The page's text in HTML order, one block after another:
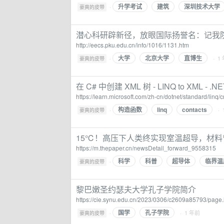
豪爽的皮带 · 升学考试 建筑 深圳技术大学
潜心科研辟新径，放眼国际扬誉名：记
http://eecs.pku.edu.cn/info/1016/1131.htm
豪爽的皮带 · 大学 北京大学 直博生 · 1
在 C# 中创建 XML 树 - LINQ to XML -
https://learn.microsoft.com/zh-cn/dotnet/standard/linq/
豪爽的皮带 · 构造函数 linq contacts ·
15℃！高压下人类终实现室温超导，材
https://m.thepaper.cn/newsDetail_forward_9558315
豪爽的皮带 · 科学 科普 超导体 临界
黎巴嫩圣约瑟夫大学孔子学院简介
https://cie.synu.edu.cn/2023/0306/c2609a85793/
豪爽的皮带 · 国学 孔子学院 · 1 年前